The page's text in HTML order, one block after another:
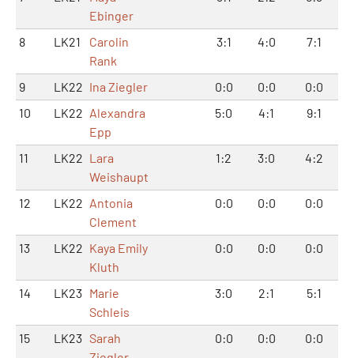
Ebinger
8 LK21
Carolin
Rank
3:1 4:0 7:1
9 LK22 Ina Ziegler 0:0 0:0
0:0
10
LK22 Alexandra
Epp
5:0 4:1 9:1
11 LK22 Lara
Weishaupt
1:2 3:0 4:2
12 LK22 Antonia
Clement
0:0 0:0 0:0
13 LK22 Kaya Emily
Kluth
0:0 0:0 0:0
14 LK23 Marie
Schleis
3:0 2:1 5:1
15 LK23 Sarah
0:0 0:0 0:0